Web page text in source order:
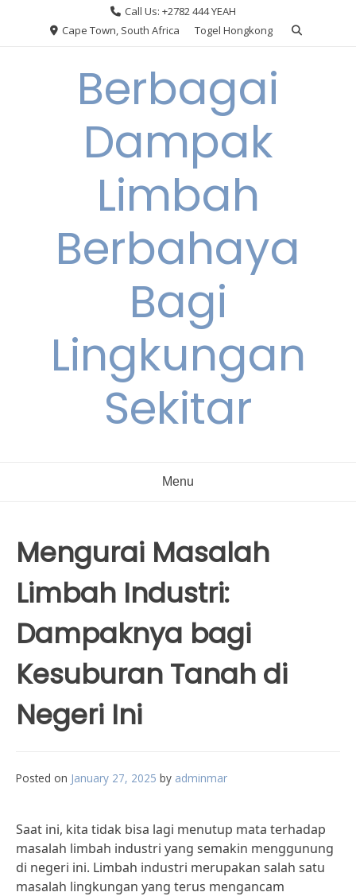
Call Us: +2782 444 YEAH
Cape Town, South Africa
Togel Hongkong
Berbagai
Dampak
Limbah
Berbahaya
Bagi
Lingkungan
Sekitar
Menu
Mengurai Masalah
Limbah Industri:
Dampaknya bagi
Kesuburan Tanah di
Negeri Ini
Posted on January 27, 2025 by adminmar
Saat ini, kita tidak bisa lagi menutup mata terhadap
masalah limbah industri yang semakin menggunung
di negeri ini. Limbah industri merupakan salah satu
masalah lingkungan yang terus mengancam